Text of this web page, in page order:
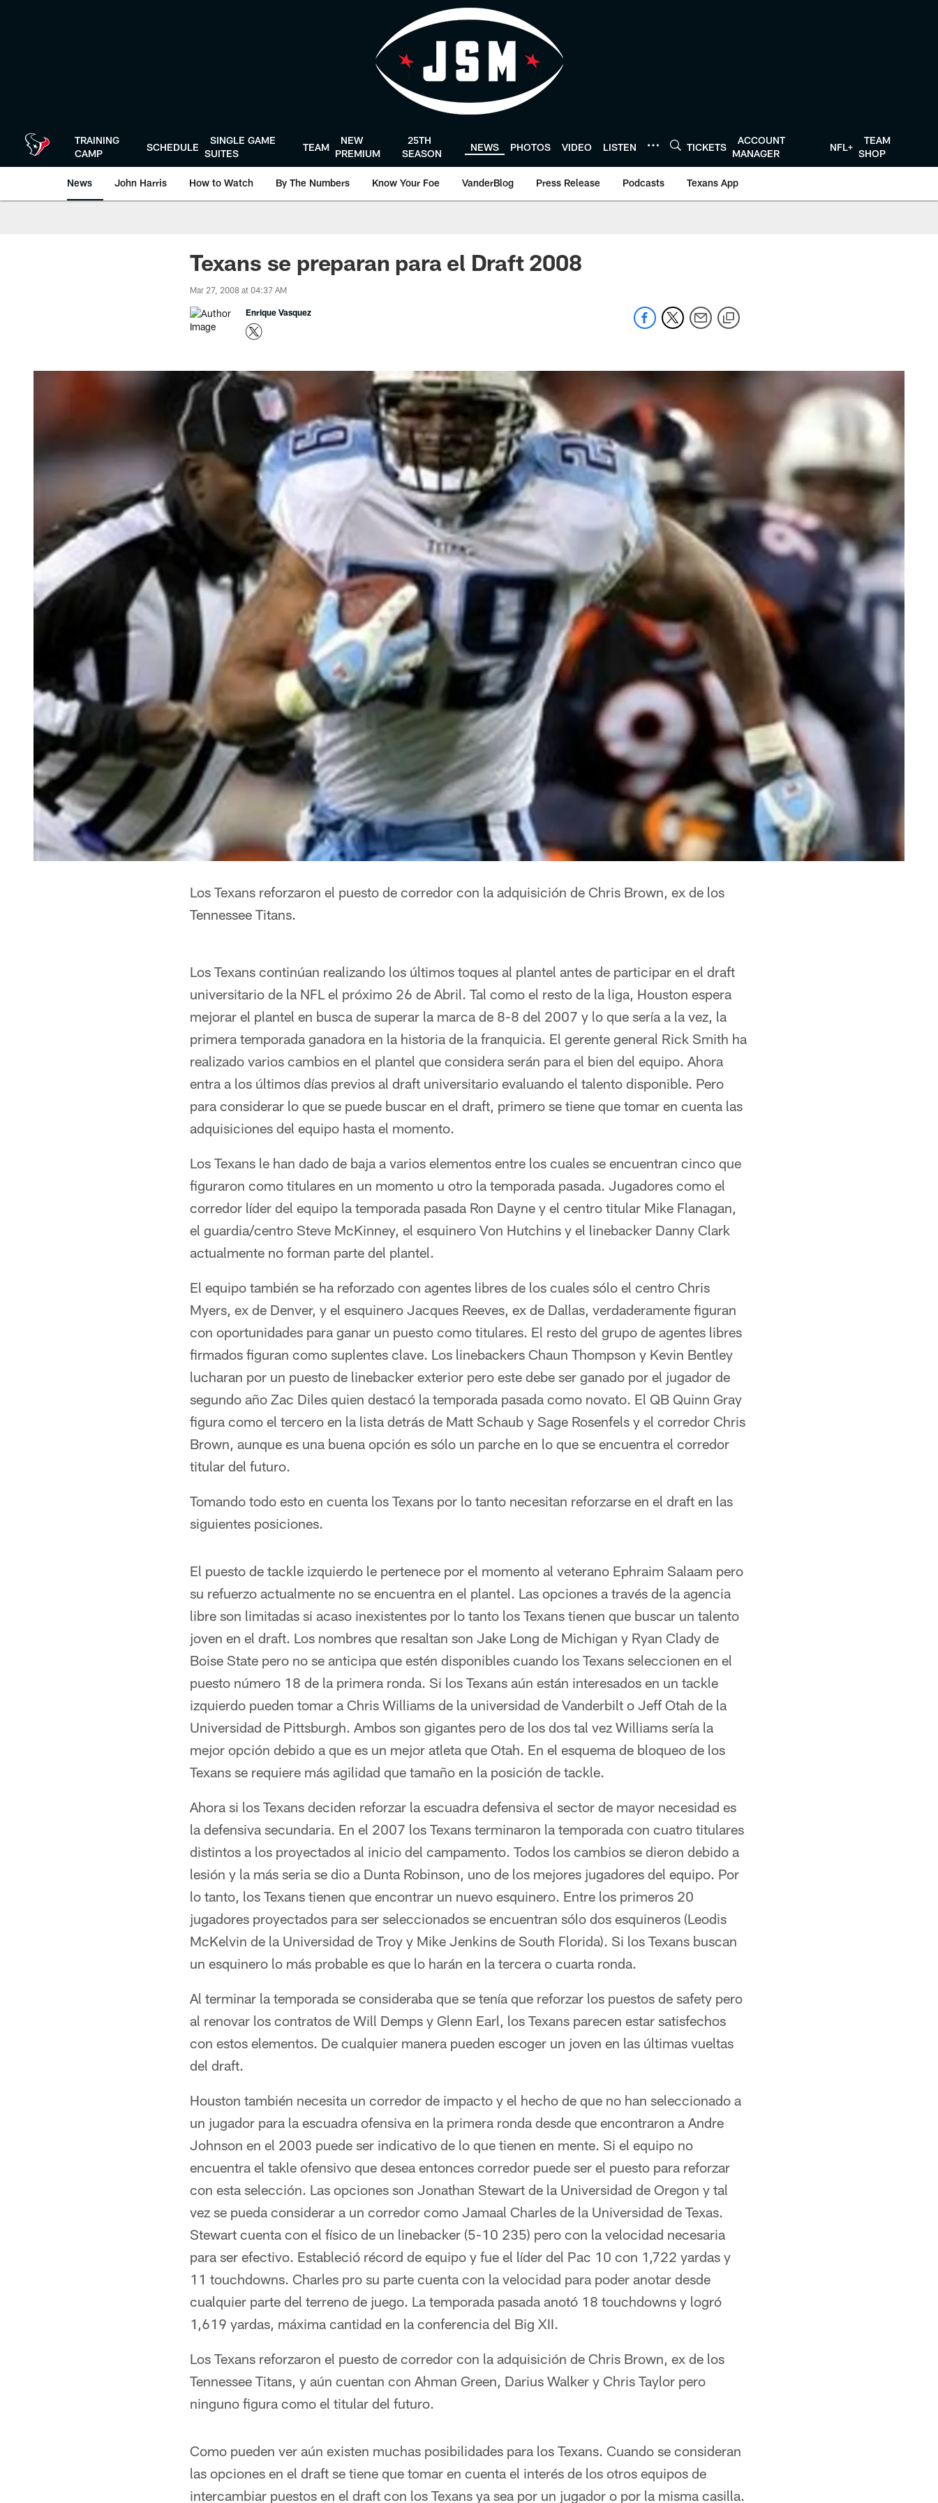
TRAINING
CAMP
SCHEDULE
SINGLE GAME
SUITES
TEAM
NEW
PREMIUM
25TH
SEASON
NEWS PHOTOS VIDEO LISTEN TICKETS
ACCOUNT
MANAGER
NFL+
TEAM
SHOP
News John Harris How to Watch By The Numbers Know Your Foe VanderBlog Press Release Podcasts Texans App
Texans se preparan para el Draft 2008
Mar 27, 2008 at 04:37 AM
Enrique Vasquez
Los Texans reforzaron el puesto de corredor con la adquisición de Chris Brown, ex de los
Tennessee Titans.
Los Texans continúan realizando los últimos toques al plantel antes de participar en el draft
universitario de la NFL el próximo 26 de Abril. Tal como el resto de la liga, Houston espera
mejorar el plantel en busca de superar la marca de 8-8 del 2007 y lo que sería a la vez, la
primera temporada ganadora en la historia de la franquicia. El gerente general Rick Smith ha
realizado varios cambios en el plantel que considera serán para el bien del equipo. Ahora
entra a los últimos días previos al draft universitario evaluando el talento disponible. Pero
para considerar lo que se puede buscar en el draft, primero se tiene que tomar en cuenta las
adquisiciones del equipo hasta el momento.
Los Texans le han dado de baja a varios elementos entre los cuales se encuentran cinco que
figuraron como titulares en un momento u otro la temporada pasada. Jugadores como el
corredor líder del equipo la temporada pasada Ron Dayne y el centro titular Mike Flanagan,
el guardia/centro Steve McKinney, el esquinero Von Hutchins y el linebacker Danny Clark
actualmente no forman parte del plantel.
El equipo también se ha reforzado con agentes libres de los cuales sólo el centro Chris
Myers, ex de Denver, y el esquinero Jacques Reeves, ex de Dallas, verdaderamente figuran
con oportunidades para ganar un puesto como titulares. El resto del grupo de agentes libres
firmados figuran como suplentes clave. Los linebackers Chaun Thompson y Kevin Bentley
lucharan por un puesto de linebacker exterior pero este debe ser ganado por el jugador de
segundo año Zac Diles quien destacó la temporada pasada como novato. El QB Quinn Gray
figura como el tercero en la lista detrás de Matt Schaub y Sage Rosenfels y el corredor Chris
Brown, aunque es una buena opción es sólo un parche en lo que se encuentra el corredor
titular del futuro.
Tomando todo esto en cuenta los Texans por lo tanto necesitan reforzarse en el draft en las
siguientes posiciones.
El puesto de tackle izquierdo le pertenece por el momento al veterano Ephraim Salaam pero
su refuerzo actualmente no se encuentra en el plantel. Las opciones a través de la agencia
libre son limitadas si acaso inexistentes por lo tanto los Texans tienen que buscar un talento
joven en el draft. Los nombres que resaltan son Jake Long de Michigan y Ryan Clady de
Boise State pero no se anticipa que estén disponibles cuando los Texans seleccionen en el
puesto número 18 de la primera ronda. Si los Texans aún están interesados en un tackle
izquierdo pueden tomar a Chris Williams de la universidad de Vanderbilt o Jeff Otah de la
Universidad de Pittsburgh. Ambos son gigantes pero de los dos tal vez Williams sería la
mejor opción debido a que es un mejor atleta que Otah. En el esquema de bloqueo de los
Texans se requiere más agilidad que tamaño en la posición de tackle.
Ahora si los Texans deciden reforzar la escuadra defensiva el sector de mayor necesidad es
la defensiva secundaria. En el 2007 los Texans terminaron la temporada con cuatro titulares
distintos a los proyectados al inicio del campamento. Todos los cambios se dieron debido a
lesión y la más seria se dio a Dunta Robinson, uno de los mejores jugadores del equipo. Por
lo tanto, los Texans tienen que encontrar un nuevo esquinero. Entre los primeros 20
jugadores proyectados para ser seleccionados se encuentran sólo dos esquineros (Leodis
McKelvin de la Universidad de Troy y Mike Jenkins de South Florida). Si los Texans buscan
un esquinero lo más probable es que lo harán en la tercera o cuarta ronda.
Al terminar la temporada se consideraba que se tenía que reforzar los puestos de safety pero
al renovar los contratos de Will Demps y Glenn Earl, los Texans parecen estar satisfechos
con estos elementos. De cualquier manera pueden escoger un joven en las últimas vueltas
del draft.
Houston también necesita un corredor de impacto y el hecho de que no han seleccionado a
un jugador para la escuadra ofensiva en la primera ronda desde que encontraron a Andre
Johnson en el 2003 puede ser indicativo de lo que tienen en mente. Si el equipo no
encuentra el takle ofensivo que desea entonces corredor puede ser el puesto para reforzar
con esta selección. Las opciones son Jonathan Stewart de la Universidad de Oregon y tal
vez se pueda considerar a un corredor como Jamaal Charles de la Universidad de Texas.
Stewart cuenta con el físico de un linebacker (5-10 235) pero con la velocidad necesaria
para ser efectivo. Estableció récord de equipo y fue el líder del Pac 10 con 1,722 yardas y
11 touchdowns. Charles pro su parte cuenta con la velocidad para poder anotar desde
cualquier parte del terreno de juego. La temporada pasada anotó 18 touchdowns y logró
1,619 yardas, máxima cantidad en la conferencia del Big XII.
Los Texans reforzaron el puesto de corredor con la adquisición de Chris Brown, ex de los
Tennessee Titans, y aún cuentan con Ahman Green, Darius Walker y Chris Taylor pero
ninguno figura como el titular del futuro.
Como pueden ver aún existen muchas posibilidades para los Texans. Cuando se consideran
las opciones en el draft se tiene que tomar en cuenta el interés de los otros equipos de
intercambiar puestos en el draft con los Texans ya sea por un jugador o por la misma casilla.